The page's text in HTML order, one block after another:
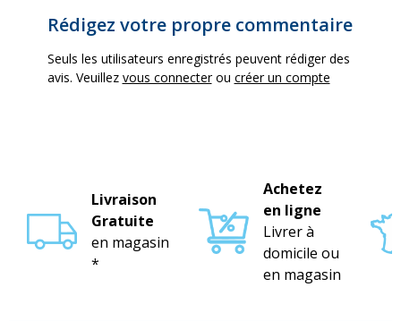
Rédigez votre propre commentaire
Seuls les utilisateurs enregistrés peuvent rédiger des
avis. Veuillez vous connecterou créer un compte
Livraison
Gratuite
en magasin
*
Achetez
en ligne
Livrer à
domicile ou
en magasin